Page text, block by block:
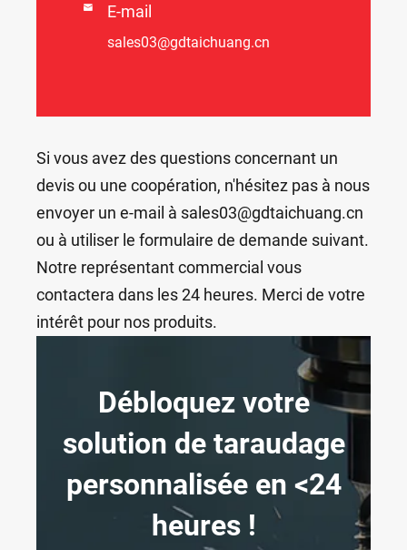
 E-mail
sales03@gdtaichuang.cn
Si vous avez des questions concernant un
devis ou une coopération, n'hésitez pas à nous
envoyer un e-mail à sales03@gdtaichuang.cn
ou à utiliser le formulaire de demande suivant.
Notre représentant commercial vous
contactera dans les 24 heures. Merci de votre
intérêt pour nos produits.
Débloquez votre
solution de taraudage
personnalisée en <24
heures !